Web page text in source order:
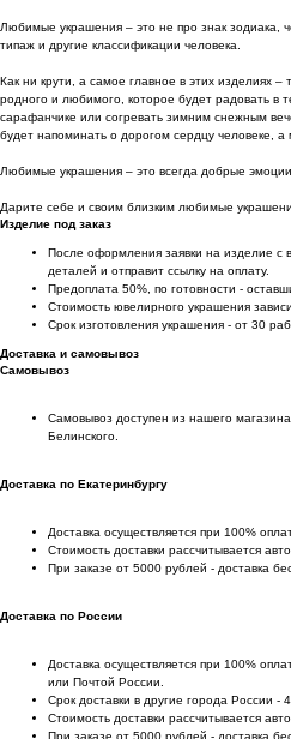
Любимые украшения – это не про знак зодиака,
типаж и другие классификации человека.
Как ни крути, а самое главное в этих изделиях –
родного и любимого, которое будет радовать в
сарафанчике или согревать зимним снежным
будет напоминать о дорогом сердцу человеке,
Любимые украшения – это всегда добрые
Дарите себе и своим близким любимые
Изделие под заказ
После оформления заявки на изделие с
деталей и отправит ссылку на оплату.
Предоплата 50%, по готовности -
Стоимость ювелирного украшения
Срок изготовления украшения - от 30
Доставка и самовывоз
Самовывоз
Самовывоз доступен из нашего
Белинского.
Доставка по Екатеринбургу
Доставка осуществляется при 100%
Стоимость доставки рассчитывается
При заказе от 5000 рублей - доставка
Доставка по России
Доставка осуществляется при 100%
или Почтой России.
Срок доставки в другие города России -
Стоимость доставки рассчитывается